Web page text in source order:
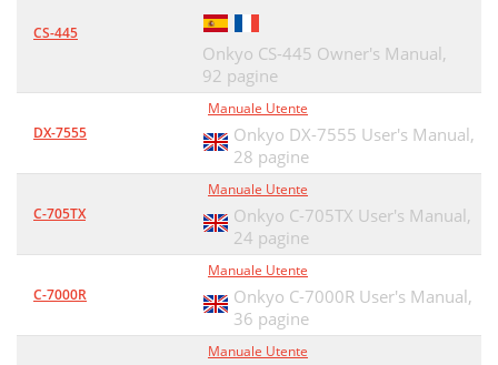
CS-445
Onkyo CS-445 Owner's Manual,
92 pagine
DX-7555
Manuale Utente
Onkyo DX-7555 User's Manual,
28 pagine
C-705TX
Manuale Utente
Onkyo C-705TX User's Manual,
24 pagine
C-7000R
Manuale Utente
Onkyo C-7000R User's Manual,
36 pagine
Manuale Utente